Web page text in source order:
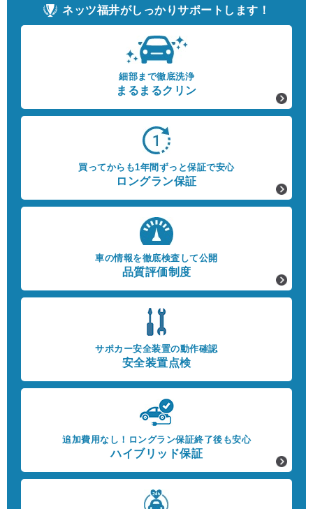
ネッツ福井がしっかりサポートします！
細部まで徹底洗浄
まるまるクリン
買ってからも1年間ずっと保証で安心
ロングラン保証
車の情報を徹底検査して公開
品質評価制度
サポカー安全装置の動作確認
安全装置点検
追加費用なし！ ロングラン保証終了後も安心
ハイブリッド保証